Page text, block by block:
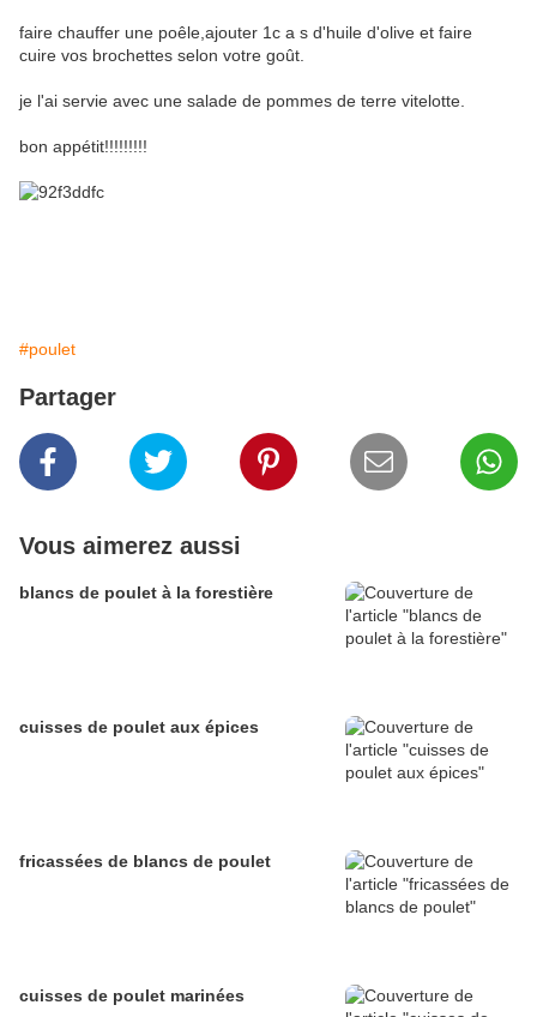
faire chauffer une poêle,ajouter 1c a s d'huile d'olive et faire
cuire vos brochettes selon votre goût.
je l'ai servie avec une salade de pommes de terre vitelotte.
bon appétit!!!!!!!!!
#poulet
Partager
Vous aimerez aussi
blancs de poulet à la forestière
cuisses de poulet aux épices
fricassées de blancs de poulet
cuisses de poulet marinées